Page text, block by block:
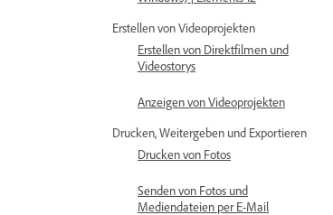
Erstellen von Videoprojekten
Erstellen von Direktfilmen und
Videostorys
Anzeigen von Videoprojekten
Drucken, Weitergeben und Exportieren
Drucken von Fotos
Senden von Fotos und
Mediendateien per E-Mail